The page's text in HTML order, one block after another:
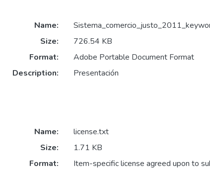
Name:
Size:
726.54 KB
Format:
Adobe Portable Document Format
Description:
Presentación
Name:
license.txt
Size:
1.71 KB
Format:
Item-specific license agreed upon to